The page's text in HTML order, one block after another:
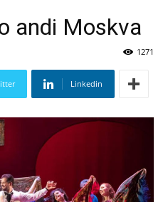
andi Moskva
1271
Linkedin